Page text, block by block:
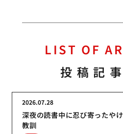
LIST OF
投稿記
深夜の読書中に忍び寄ったや
教訓
2026.07.28